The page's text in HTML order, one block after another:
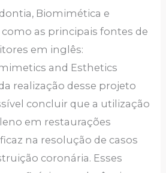
Biomimética e
as principais fontes de
em inglês:
and Esthetics
realização desse projeto
concluir que a utilização
em restaurações
na resolução de casos
coronária. Esses